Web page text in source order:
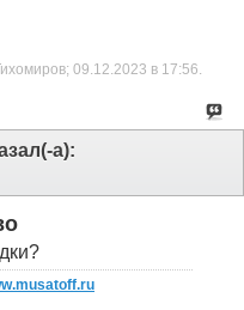
09.12.2023 в 17:56.
а):